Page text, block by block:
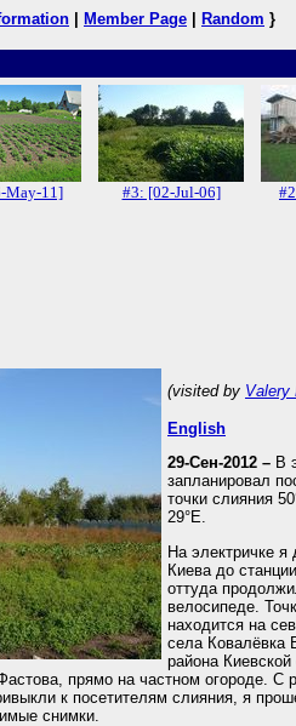
Member Page Random }
May-11] #3: [02-Jul-06]
(visited by Valery
English
29-Сен-2012 – В
запланировал
точки слияния
29°E.
На электричке я
Киева до
оттуда
велосипеде.
находится на
села Ковалёвка
района Киевской
прямо на частном огороде. С
к посетителям слияния, я
снимки.